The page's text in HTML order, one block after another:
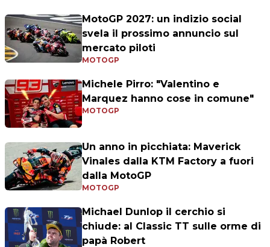
MotoGP 2027: un indizio social
svela il prossimo annuncio sul
mercato piloti
MOTOGP
Michele Pirro: "Valentino e
Marquez hanno cose in comune"
MOTOGP
Un anno in picchiata: Maverick
Vinales dalla KTM Factory a fuori
dalla MotoGP
MOTOGP
Michael Dunlop il cerchio si
chiude: al Classic TT sulle orme di
papà Robert